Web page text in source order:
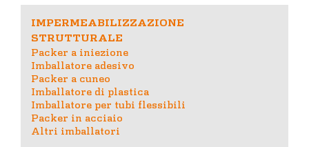
IMPERMEABILIZZAZIONE
STRUTTURALE
Packer a iniezione
Imballatore adesivo
Packer a cuneo
Imballatore di plastica
Imballatore per tubi flessibili
Packer in acciaio
Altri imballatori